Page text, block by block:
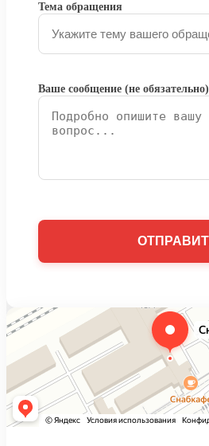
Тема обращения
Ваше сообщение (не обязательно)